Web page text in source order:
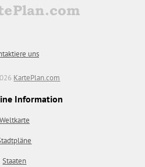
uns
KartePlan.com
Information
Weltkarte
Staaten